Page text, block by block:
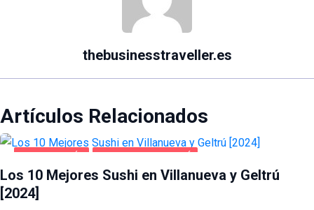
thebusinesstraveller.es
Artículos Relacionados
Los 10 Mejores Sushi en Villanueva y Geltrú
[2024]